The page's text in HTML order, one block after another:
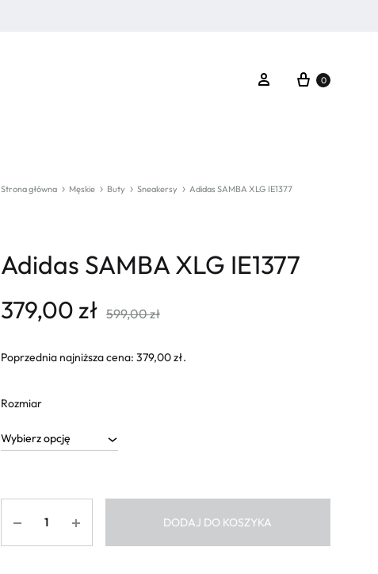
Zaloguj sięKoszyk
0
Strona główna Męskie Buty Sneakersy Adidas SAMBA XLG IE1377
Adidas SAMBA XLG IE1377
379,00zł 599,00zł
Poprzednia najniższa cena: 379,00zł.
Rozmiar
DODAJ DO KOSZYKA